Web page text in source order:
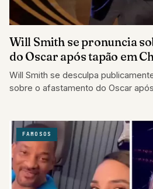
Will Smith se pronuncia
do Oscar após tapão em
Will Smith se desculpa
sobre o afastamento do Oscar
FAMOSOS